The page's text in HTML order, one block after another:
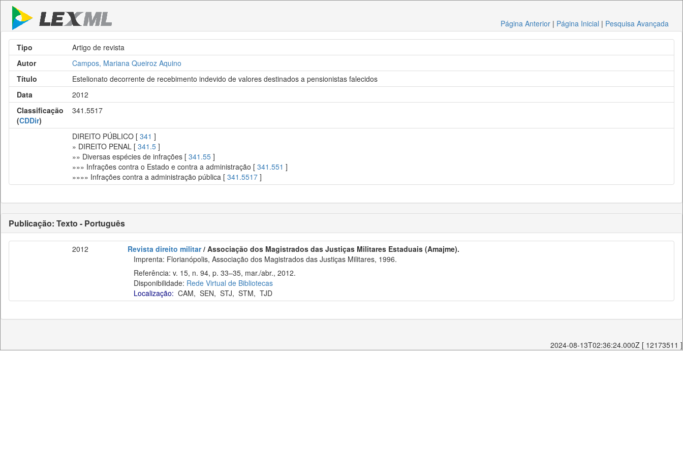
Página Anterior | Página Inicial | Pesquisa Avançada
Tipo
Artigo de revista
Autor
Campos, Mariana Queiroz Aquino
Título
Estelionato decorrente de recebimento indevido de valores destinados a pensionistas falecidos
Data
2012
Classificação
(CDDir)
341.5517
DIREITO PÚBLICO [ 341 ]
» DIREITO PENAL [ 341.5 ]
»» Diversas espécies de infrações [ 341.55 ]
»»» Infrações contra o Estado e contra a administração [ 341.551 ]
»»»» Infrações contra a administração pública [ 341.5517 ]
Publicação: Texto - Português
2012 Revista direito militar/ Associação dos Magistrados das Justiças Militares Estaduais (Amajme).
Imprenta: Florianópolis, Associação dos Magistrados das Justiças Militares, 1996.
Referência: v. 15, n. 94, p. 33–35, mar./abr., 2012.
Disponibilidade: Rede Virtual de Bibliotecas
Localização: CAM, SEN, STJ, STM, TJD
2024-08-13T02:36:24.000Z [ 12173511 ]